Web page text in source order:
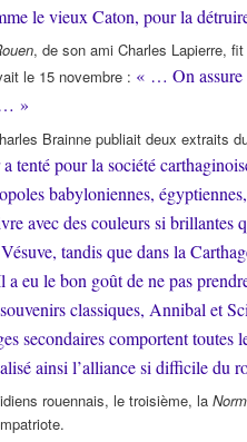
le vieux Caton, pour la
, de son ami Charles Lapierre,
le 15 novembre : « … On assure
»
Brainne publiait deux extraits
tenté pour la société
babyloniennes,
avec des couleurs si brillantes
tandis que dans la
eu le bon goût de ne pas
classiques, Annibal et
secondaires comportent
ainsi l’alliance si difficile du
rouennais, le troisième, la